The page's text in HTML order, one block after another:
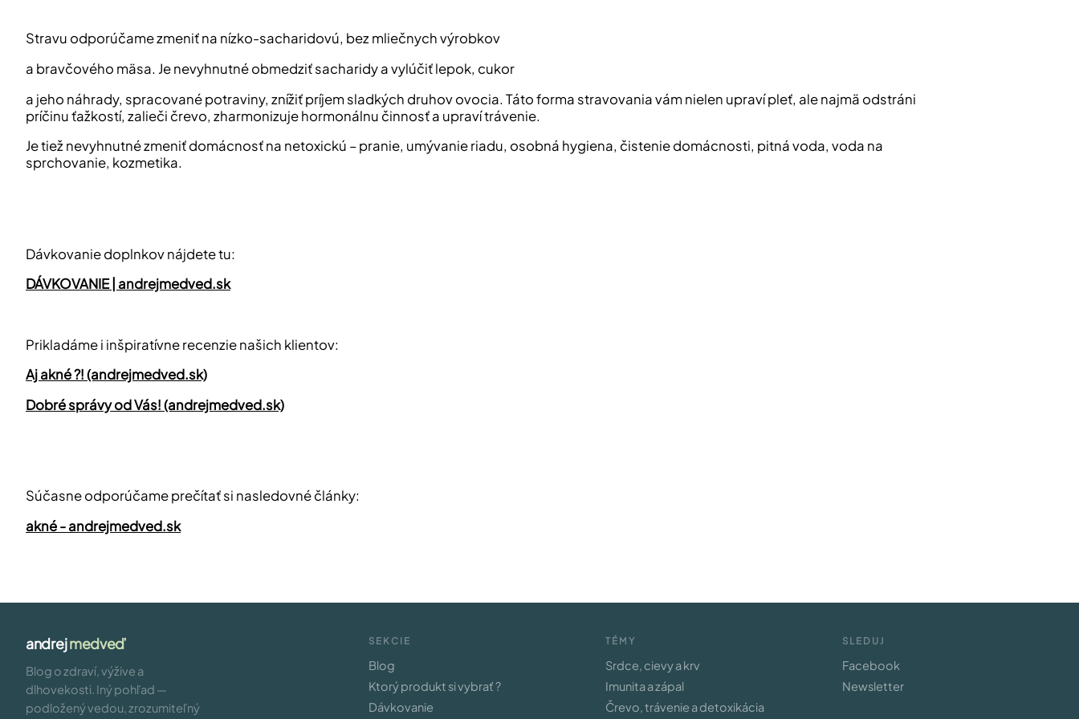
Stravu odporúčame zmeniť na nízko-sacharidovú, bez mliečnych výrobkov
a bravčového mäsa. Je nevyhnutné obmedziť sacharidy a vylúčiť lepok, cukor
a jeho náhrady, spracované potraviny, znížiť príjem sladkých druhov ovocia. Táto forma stravovania vám nielen upraví pleť, ale najmä odstráni
príčinu ťažkostí, zalieči črevo, zharmonizuje hormonálnu činnosť a upraví trávenie.
Je tiež nevyhnutné zmeniť domácnosť na netoxickú – pranie, umývanie riadu, osobná hygiena, čistenie domácnosti, pitná voda, voda na
sprchovanie, kozmetika.
Dávkovanie doplnkov nájdete tu:
DÁVKOVANIE | andrejmedved.sk
Prikladáme i inšpiratívne recenzie našich klientov:
Aj akné ?! (andrejmedved.sk)
Dobré správy od Vás! (andrejmedved.sk)
Súčasne odporúčame prečítať si nasledovné články:
akné - andrejmedved.sk
andrejmedveď
Blog o zdraví, výžive a
dlhovekosti. Iný pohľad —
podložený vedou, zrozumiteľný
SEKCIE
Blog
Ktorý produkt si vybrať ?
Dávkovanie
TÉMY
Srdce, cievy a krv
Imunita a zápal
Črevo, trávenie a detoxikácia
SLEDUJ
Facebook
Newsletter